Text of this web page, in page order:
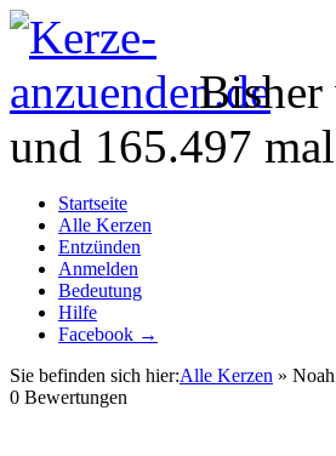
Bisher
und 165.497
Startseite
Alle Kerzen
Entzünden
Anmelden
Bedeutung
Hilfe
Facebook →
Sie befinden sich hier:Alle Kerzen »
0 Bewertungen